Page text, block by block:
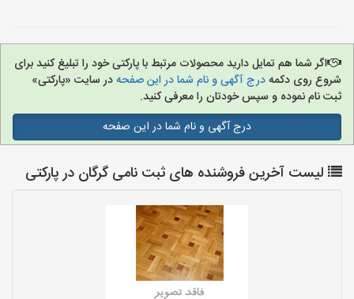
اگر شما هم تمایل دارید محصولات مرتبط با پارکتی خود را تبلیغ کنید برای
شروع روی دکمهدرج آگهی و نام شما در این صفحهدر سایت «پارکتی»
ثبت نام نموده و سپس خودتان را معرفی کنید.
درج آگهی و نام شما در این صفحه
لیست آخرین فروشنده های ثبت نامی گرگان در پارکتی